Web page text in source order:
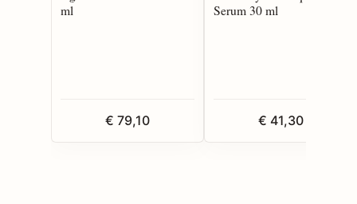
ml
€ 79,10
Serum 30 ml
€ 41,30